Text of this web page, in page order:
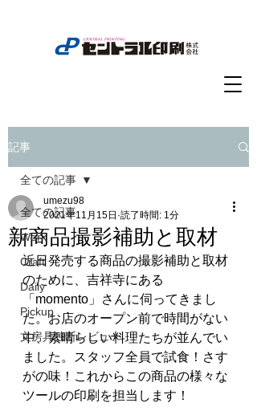
記事
全ての記事
Work
Craft
Daily
Pickup
文房具独断レビュー
全ての記事
新商品撮影補助と取材
umezu98
2021年11月15日 読了時間: 1分
近日発売する商品の撮影補助と取材
のために、吉祥寺にある
「momento」さんに伺ってきまし
た。お店のオープン前で時間がない
中、素晴らしい料理たちが並んでい
ました。スタッフ全員で試食！さす
がの味！これからこの商品の様々な
ツールの印刷を担当します！